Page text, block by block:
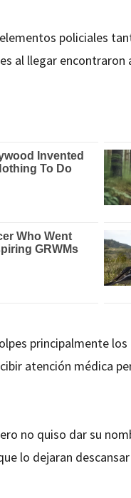
policiales
al llegar
principalmente
atención médica
no quiso dar su
lo dejaran